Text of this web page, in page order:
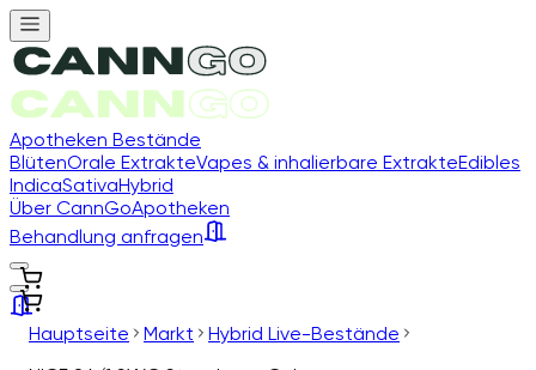
Apotheken Bestände
BlütenOrale ExtrakteVapes & inhalierbare ExtrakteEdibles
IndicaSativaHybrid
Über CannGoApotheken
Behandlung anfragen
Hauptseite Markt
Hybrid Live-Bestände